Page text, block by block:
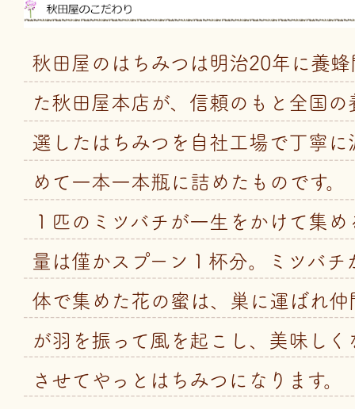
秋田屋のはちみつは明治20年に養
た秋田屋本店が、信頼のもと全国
選したはちみつを自社工場で丁寧に
めて一本一本瓶に詰めたものです。
１匹のミツバチが一生をかけて集
量は僅かスプーン１杯分。ミツバチ
体で集めた花の蜜は、巣に運ばれ仲
が羽を振って風を起こし、美味しく
させてやっとはちみつになります。